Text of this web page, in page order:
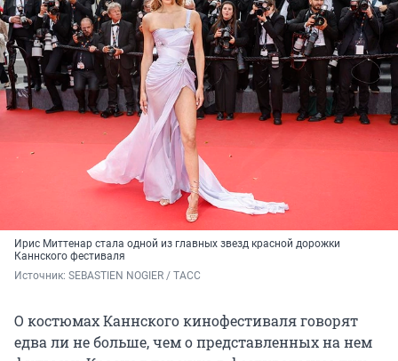
Ирис Миттенар стала одной из главных звезд красной дорожки
Каннского фестиваля
Источник: SEBASTIEN NOGIER / ТАСС
О костюмах Каннского кинофестиваля говорят
едва ли не больше, чем о представленных на нем